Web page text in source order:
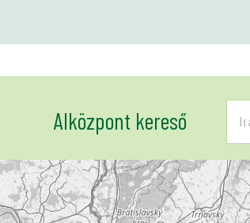
Alközpont kereső